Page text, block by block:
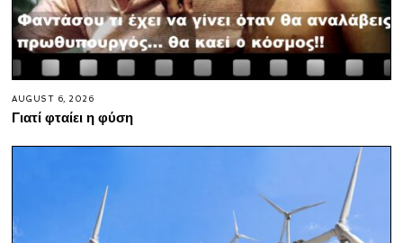
AUGUST 6, 2026
Γιατί φταίει η φύση